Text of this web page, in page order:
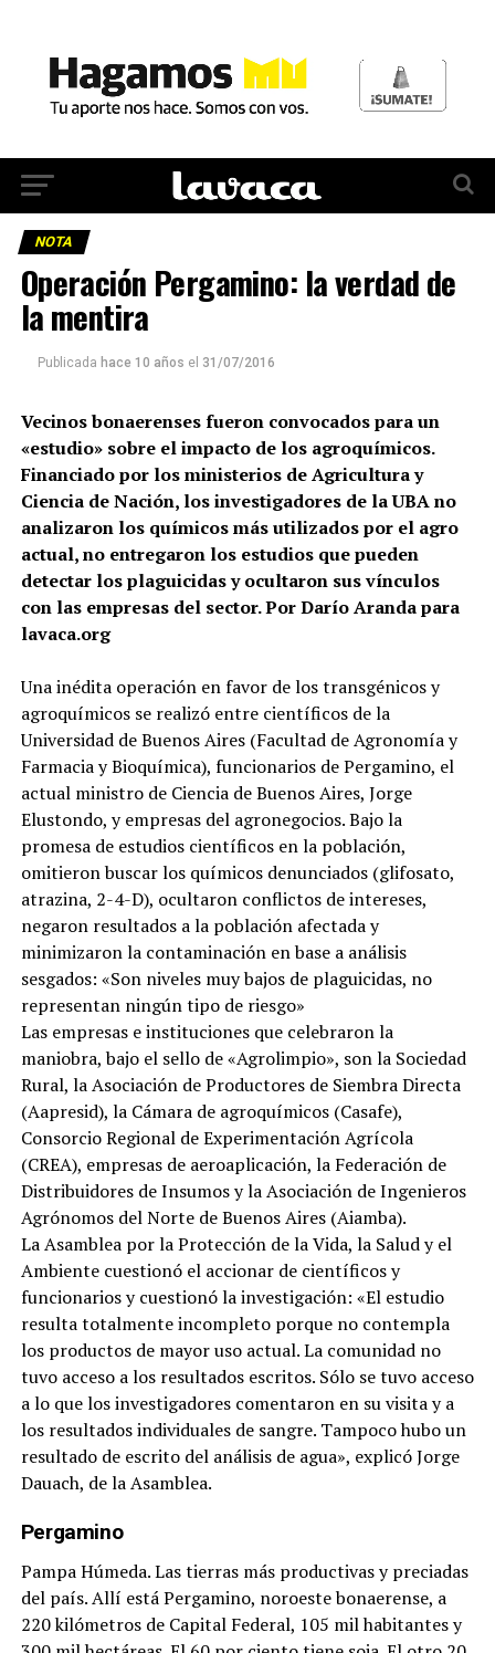
NOTA
Operación Pergamino: la verdad de
la mentira
Publicada hace 10 años el 31/07/2016
Vecinos bonaerenses fueron convocados para un
«estudio» sobre el impacto de los agroquímicos.
Financiado por los ministerios de Agricultura y
Ciencia de Nación, los investigadores de la UBA no
analizaron los químicos más utilizados por el agro
actual, no entregaron los estudios que pueden
detectar los plaguicidas y ocultaron sus vínculos
con las empresas del sector. Por Darío Aranda para
lavaca.org
Una inédita operación en favor de los transgénicos y
agroquímicos se realizó entre científicos de la
Universidad de Buenos Aires (Facultad de Agronomía y
Farmacia y Bioquímica), funcionarios de Pergamino, el
actual ministro de Ciencia de Buenos Aires, Jorge
Elustondo, y empresas del agronegocios. Bajo la
promesa de estudios científicos en la población,
omitieron buscar los químicos denunciados (glifosato,
atrazina, 2-4-D), ocultaron conflictos de intereses,
negaron resultados a la población afectada y
minimizaron la contaminación en base a análisis
sesgados: «Son niveles muy bajos de plaguicidas, no
representan ningún tipo de riesgo»
Las empresas e instituciones que celebraron la
maniobra, bajo el sello de «Agrolimpio», son la Sociedad
Rural, la Asociación de Productores de Siembra Directa
(Aapresid), la Cámara de agroquímicos (Casafe),
Consorcio Regional de Experimentación Agrícola
(CREA), empresas de aeroaplicación, la Federación de
Distribuidores de Insumos y la Asociación de Ingenieros
Agrónomos del Norte de Buenos Aires (Aiamba).
La Asamblea por la Protección de la Vida, la Salud y el
Ambiente cuestionó el accionar de científicos y
funcionarios y cuestionó la investigación: «El estudio
resulta totalmente incompleto porque no contempla
los productos de mayor uso actual. La comunidad no
tuvo acceso a los resultados escritos. Sólo se tuvo acceso
a lo que los investigadores comentaron en su visita y a
los resultados individuales de sangre. Tampoco hubo un
resultado de escrito del análisis de agua», explicó Jorge
Dauach, de la Asamblea.
Pergamino
Pampa Húmeda. Las tierras más productivas y preciadas
del país. Allí está Pergamino, noroeste bonaerense, a
220 kilómetros de Capital Federal, 105 mil habitantes y